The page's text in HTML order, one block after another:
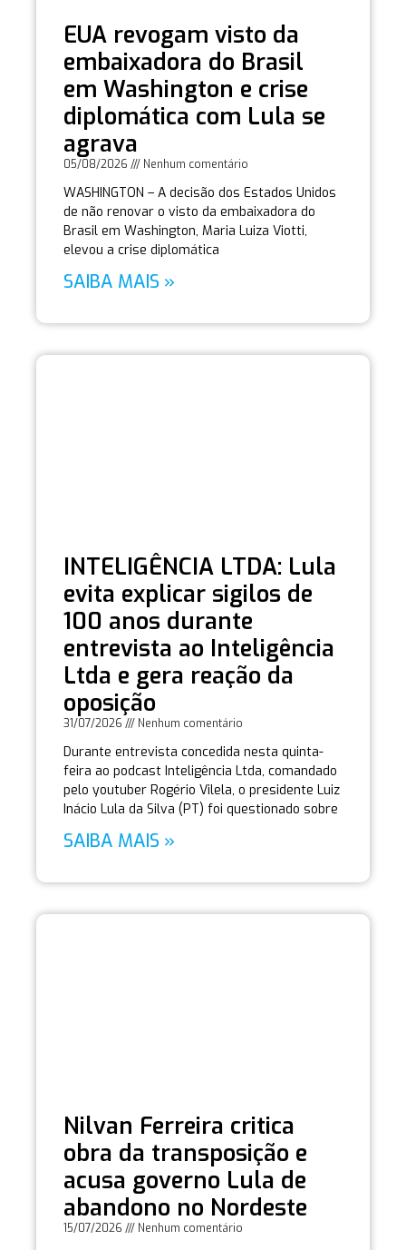
EUA revogam visto da
embaixadora do Brasil
em Washington e crise
diplomática com Lula se
agrava
05/08/2026 Nenhum comentário
WASHINGTON – A decisão dos Estados Unidos
de não renovar o visto da embaixadora do
Brasil em Washington, Maria Luiza Viotti,
elevou a crise diplomática
SAIBA MAIS »
INTELIGÊNCIA LTDA: Lula
evita explicar sigilos de
100 anos durante
entrevista ao Inteligência
Ltda e gera reação da
oposição
31/07/2026 Nenhum comentário
Durante entrevista concedida nesta quinta-
feira ao podcast Inteligência Ltda, comandado
pelo youtuber Rogério Vilela, o presidente Luiz
Inácio Lula da Silva (PT) foi questionado sobre
SAIBA MAIS »
Nilvan Ferreira critica
obra da transposição e
acusa governo Lula de
abandono no Nordeste
15/07/2026 Nenhum comentário